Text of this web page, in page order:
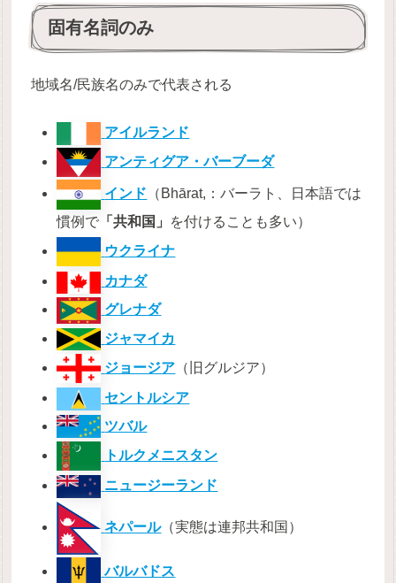
固有名詞のみ
地域名/民族名のみで代表される
アイルランド
アンティグア・バーブーダ
インド （Bhārat,：バーラト、日本語では
慣例で 「共和国」 を付けることも多い）
ウクライナ
カナダ
グレナダ
ジャマイカ
ジョージア （旧グルジア）
セントルシア
ツバル
トルクメニスタン
ニュージーランド
ネパール（実態は連邦共和国）
バルバドス